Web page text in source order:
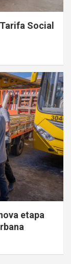
Social
etapa